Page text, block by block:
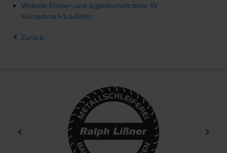
Website Kinder- und Jugendschutz beim SV
Königsbrück/Laußnitz
Zurück